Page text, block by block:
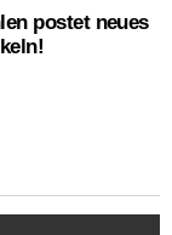
postet neues